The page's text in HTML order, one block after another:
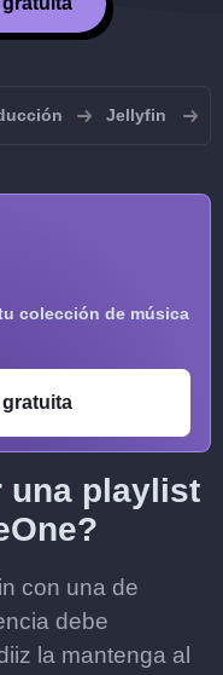
Jellyfin
colección de música
gratuita
una playlist
con una de
debe
la mantenga al